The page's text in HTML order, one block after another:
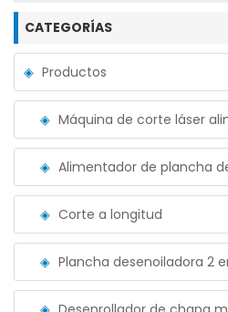
CATEGORÍAS
Productos
Máquina de corte láser
Alimentador de plancha
Corte a longitud
Plancha desenoiladora 2